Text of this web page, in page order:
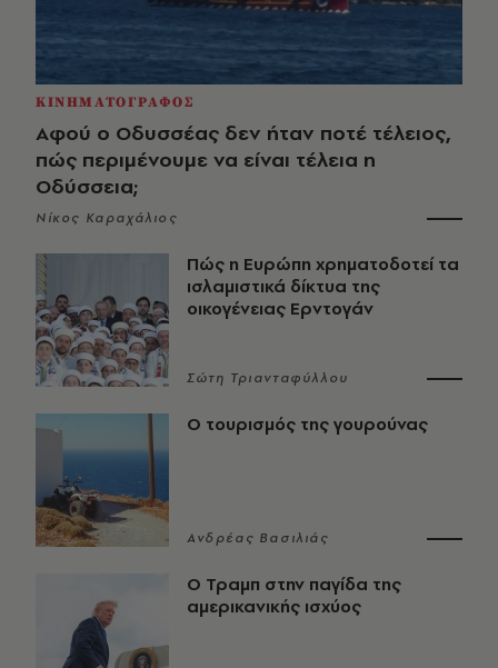
ΚΙΝΗΜΑΤΟΓΡΑΦΟΣ
Αφού ο Οδυσσέας δεν ήταν ποτέ τέλειος,
πώς περιμένουμε να είναι τέλεια η
Οδύσσεια;
Νίκος Καραχάλιος
Πώς η Ευρώπη χρηματοδοτεί τα
ισλαμιστικά δίκτυα της
οικογένειας Ερντογάν
Σώτη Τριανταφύλλου
Ο τουρισμός της γουρούνας
Ανδρέας Βασιλιάς
Ο Τραμπ στην παγίδα της
αμερικανικής ισχύος